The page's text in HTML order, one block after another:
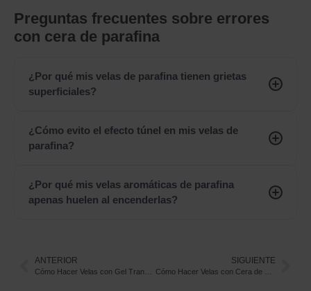
Preguntas frecuentes sobre errores
con cera de parafina
¿Por qué mis velas de parafina tienen grietas
superficiales?
¿Cómo evito el efecto túnel en mis velas de
parafina?
¿Por qué mis velas aromáticas de parafina
apenas huelen al encenderlas?
ANTERIOR SIGUIENTE